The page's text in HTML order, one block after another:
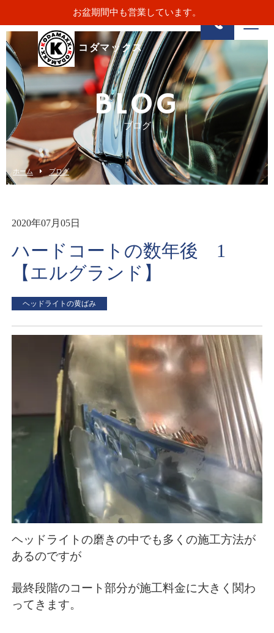
お盆期間中も営業しています。
コダマックス
BLOG
ブログ
ホーム ブログ
2020年07月05日
ハードコートの数年後 1
【エルグランド】
ヘッドライトの黄ばみ
ヘッドライトの磨きの中でも多くの施工方法が
あるのですが
最終段階のコート部分が施工料金に大きく関わ
ってきます。